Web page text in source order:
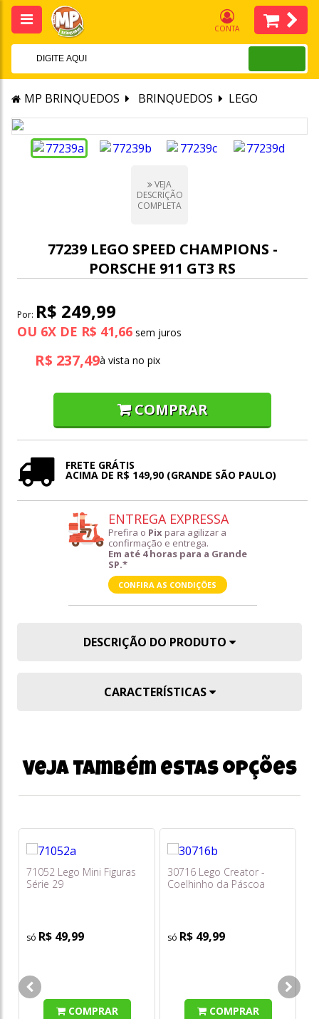
CONTA
MP BRINQUEDOS BRINQUEDOS LEGO
VEJA
DESCRIÇÃO
COMPLETA
77239 LEGO SPEED CHAMPIONS -
PORSCHE 911 GT3 RS
Por: R$ 249,99
OU 6X DE R$ 41,66
R$ 237,49à vista no pix
COMPRAR
FRETE GRÁTIS
ACIMA DE R$ 149,90 (GRANDE SÃO PAULO)
ENTREGA EXPRESSA
Prefira o Pix para agilizar a
confirmação e entrega.
Em até 4 horas para a Grande
SP.*
CONFIRA AS CONDIÇÕES
DESCRIÇÃO DO PRODUTO
CARACTERÍSTICAS
Veja também estas opções
71052 Lego Mini Figuras
Série 29
R$ 49,99
COMPRAR
30716 Lego Creator -
Coelhinho da Páscoa
R$ 49,99
COMPRAR